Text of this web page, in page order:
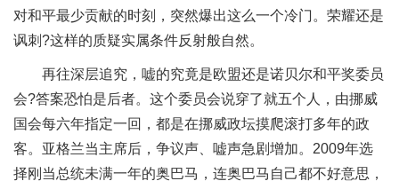
对和平最少贡献的时刻，突然爆出这么一个冷门。荣耀还是
讽刺?这样的质疑实属条件反射般自然。
再往深层追究，嘘的究竟是欧盟还是诺贝尔和平奖委员
会?答案恐怕是后者。这个委员会说穿了就五个人，由挪威
国会每六年指定一回，都是在挪威政坛摸爬滚打多年的政
客。亚格兰当主席后，争议声、嘘声急剧增加。2009年选
择刚当总统未满一年的奥巴马，连奥巴马自己都不好意思，